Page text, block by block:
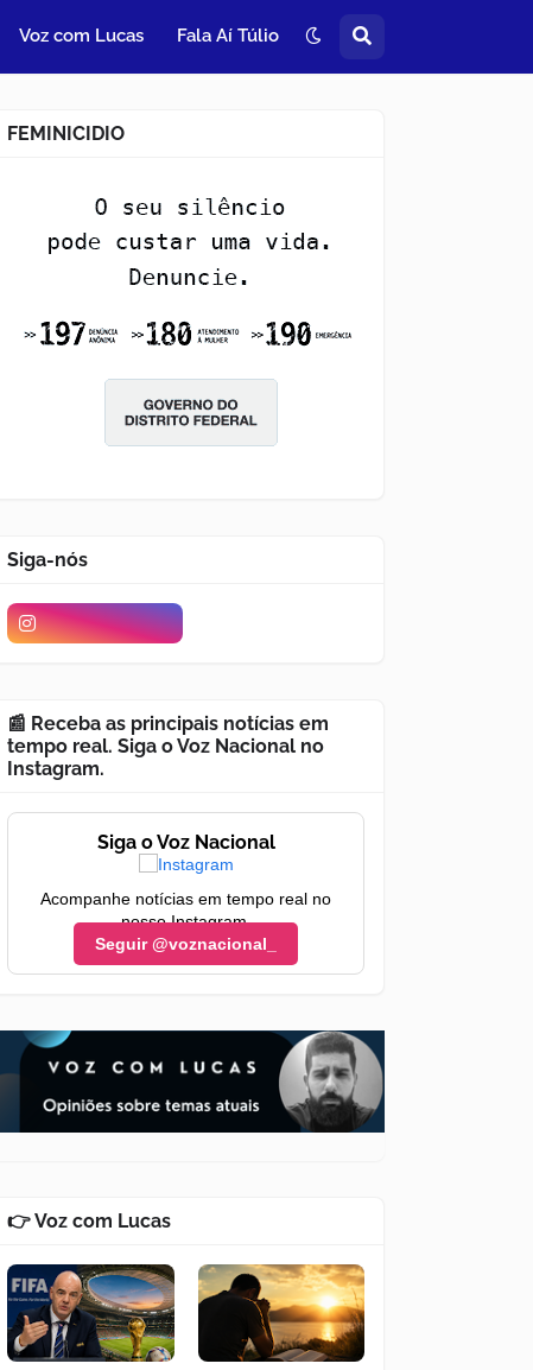
Voz com Lucas Fala Aí Túlio
FEMINICIDIO
Siga-nós
📰 Receba as principais notícias em
tempo real. Siga o Voz Nacional no
Instagram.
Siga o Voz Nacional
Acompanhe notícias em tempo real no
nosso Instagram.
Seguir @voznacional_
👉 Voz com Lucas